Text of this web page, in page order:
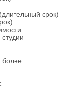
срок)
более